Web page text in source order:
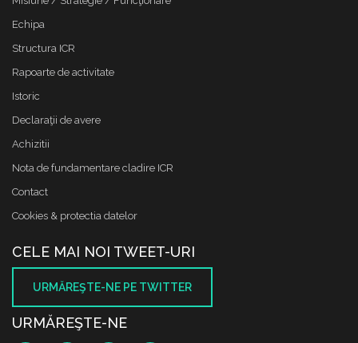
Echipa
Structura ICR
Rapoarte de activitate
Istoric
Declaraţii de avere
Achizitii
Nota de fundamentare cladire ICR
Contact
Cookies & protectia datelor
CELE MAI NOI TWEET-URI
URMĂREŞTE-NE PE TWITTER
URMĂREŞTE-NE